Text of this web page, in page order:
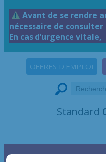
Avant de se rendre
nécessaire de
En cas d’urgence vitale,
OFFRES D'EMPLOI
Standard